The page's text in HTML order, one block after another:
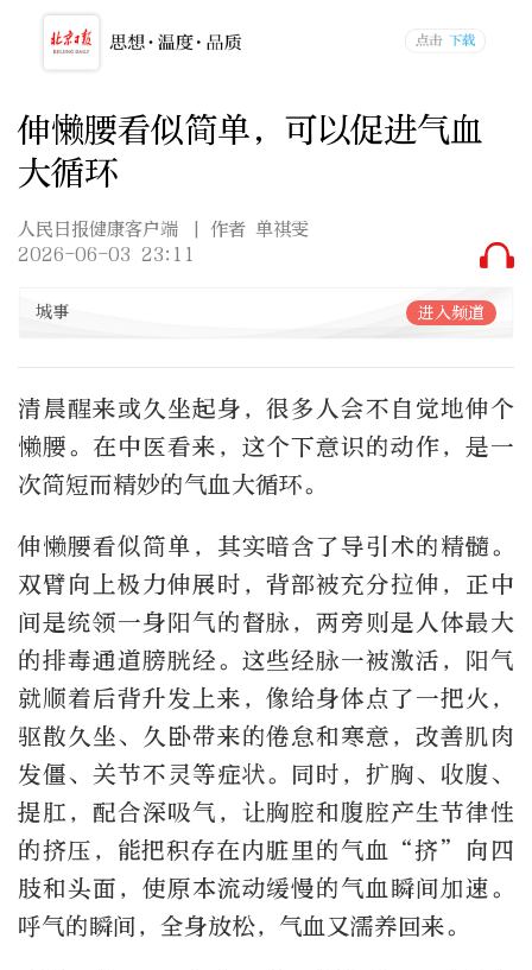
伸懒腰看似简单，可以促进气血
大循环
人民日报健康客户端
| 作者 单祺雯
2026-06-03 23:11
城事 进入频道
清晨醒来或久坐起身，很多人会不自觉地伸个
懒腰。在中医看来，这个下意识的动作，是一
次简短而精妙的气血大循环。
伸懒腰看似简单，其实暗含了导引术的精髓。
双臂向上极力伸展时，背部被充分拉伸，正中
间是统领一身阳气的督脉，两旁则是人体最大
的排毒通道膀胱经。这些经脉一被激活，阳气
就顺着后背升发上来，像给身体点了一把火，
驱散久坐、久卧带来的倦怠和寒意，改善肌肉
发僵、关节不灵等症状。同时，扩胸、收腹、
提肛，配合深吸气，让胸腔和腹腔产生节律性
的挤压，能把积存在内脏里的气血“挤”向四
肢和头面，使原本流动缓慢的气血瞬间加速。
呼气的瞬间，全身放松，气血又濡养回来。